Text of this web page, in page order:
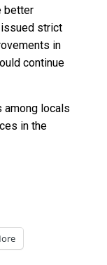
better
strict
in
continue
among locals
in the